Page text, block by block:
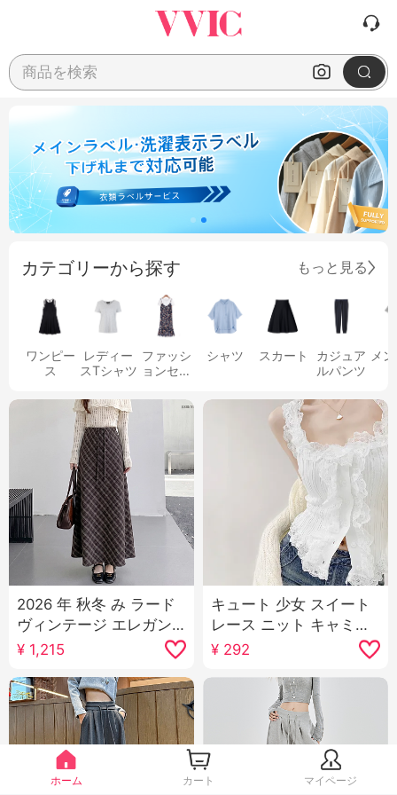
商品を検索
カテゴリーから探す もっと見る
ワンピー
ス
レディー
スTシャツ
ファッシ
ョンセッ
シャツ スカート
カジュア
ルパンツ
メ
2026 年 秋冬 み ラード
ヴィンテージ エレガン
ト チェック柄スカート
効果 カバー クロス カジ
ュアル スカート スカー
¥ 1,215
キュート 少女 スイート
レース ニット キャミソ
ール女性 春 スリムフィ
スリム効果 内 かける 外
出用 ショート丈 トップ
¥ 292
ホーム カート マイページ